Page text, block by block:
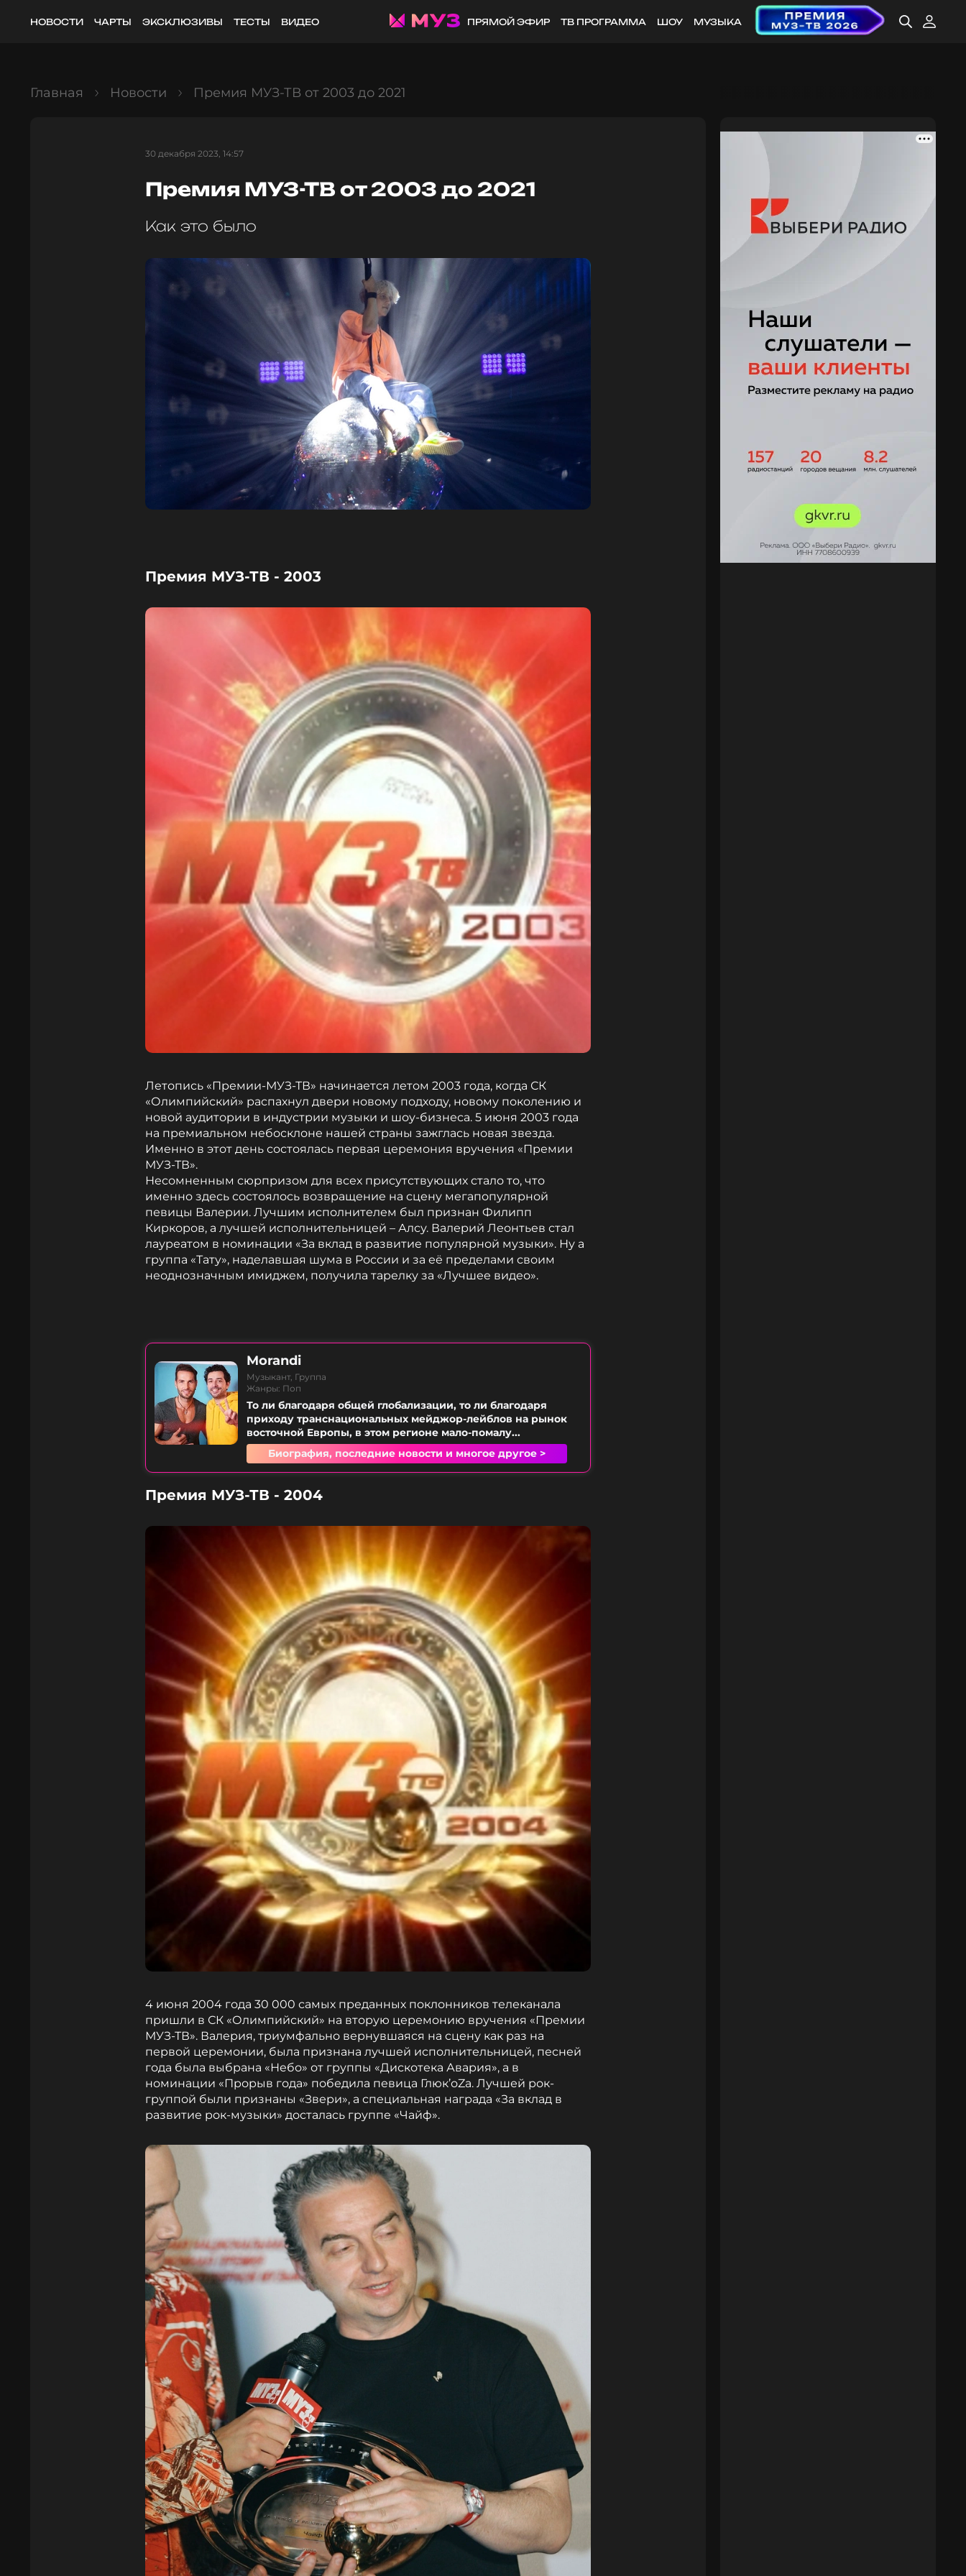
НОВОСТИ ЧАРТЫ ЭКСКЛЮЗИВЫ ТЕСТЫ ВИДЕО ПРЯМОЙ ЭФИР ТВ ПРОГРАММА ШОУ МУЗЫКА
Главная Новости Премия МУЗ-ТВ от 2003 до 2021
30 декабря 2023, 14:57
Премия МУЗ-ТВ от 2003 до 2021
Как это было
Премия МУЗ-ТВ - 2003
Летопись «Премии-МУЗ-ТВ» начинается летом 2003 года, когда СК
«Олимпийский» распахнул двери новому подходу, новому поколению и
новой аудитории в индустрии музыки и шоу-бизнеса. 5 июня 2003 года
на премиальном небосклоне нашей страны зажглась новая звезда.
Именно в этот день состоялась первая церемония вручения «Премии
МУЗ-ТВ».
Несомненным сюрпризом для всех присутствующих стало то, что
именно здесь состоялось возвращение на сцену мегапопулярной
певицы Валерии. Лучшим исполнителем был признан Филипп
Киркоров, а лучшей исполнительницей – Алсу. Валерий Леонтьев стал
лауреатом в номинации «За вклад в развитие популярной музыки». Ну а
группа «Тату», наделавшая шума в России и за её пределами своим
неоднозначным имиджем, получила тарелку за «Лучшее видео».
Morandi
Музыкант, Группа
Жанры: Поп
То ли благодаря общей глобализации, то ли благодаря
приходу транснациональных мейджор-лейблов на рынок
восточной Европы, в этом регионе мало-помалу...
Биография, последние новости и многое другое >
Премия МУЗ-ТВ - 2004
4 июня 2004 года 30 000 самых преданных поклонников телеканала
пришли в СК «Олимпийский» на вторую церемонию вручения «Премии
МУЗ-ТВ». Валерия, триумфально вернувшаяся на сцену как раз на
первой церемонии, была признана лучшей исполнительницей, песней
года была выбрана «Небо» от группы «Дискотека Авария», а в
номинации «Прорыв года» победила певица Глюк’оZа. Лучшей рок-
группой были признаны «Звери», а специальная награда «За вклад в
развитие рок-музыки» досталась группе «Чайф».